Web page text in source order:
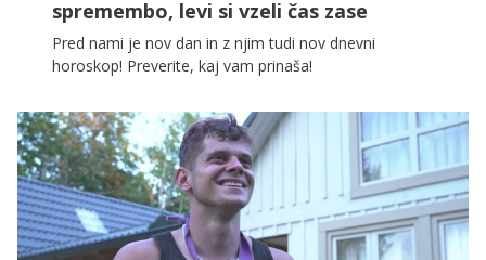
spremembo, levi si vzeli čas zase
Pred nami je nov dan in z njim tudi nov dnevni
horoskop! Preverite, kaj vam prinaša!